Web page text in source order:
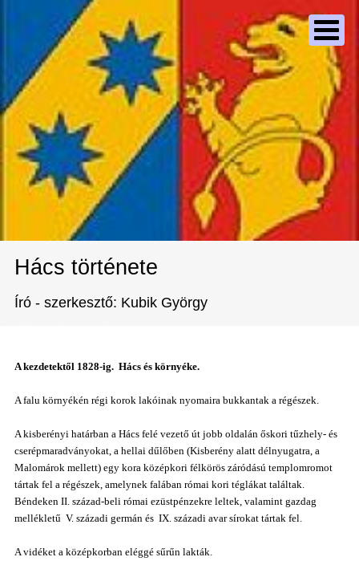
Hács története
Író - szerkesztő: Kubik György
A kezdetektől 1828-ig. Hács és környéke.
A falu környékén régi korok lakóinak nyomaira bukkantak a régészek.
A kisberényi határban a Hács felé vezető út jobb oldalán őskori tűzhely- és
cserépmaradványokat, a hellai dűlőben (Kisberény alatt délnyugatra, a
Malomárok mellett) egy kora középkori félkörös záródású templomromot
tártak fel a régészek, amelynek falában római kori téglákat találtak.
Béndeken II. század-beli római ezüstpénzekre leltek, valamint gazdag
mellékletű V. századi germán és IX. századi avar sírokat tártak fel.
A vidéket a középkorban eléggé sűrűn lakták.